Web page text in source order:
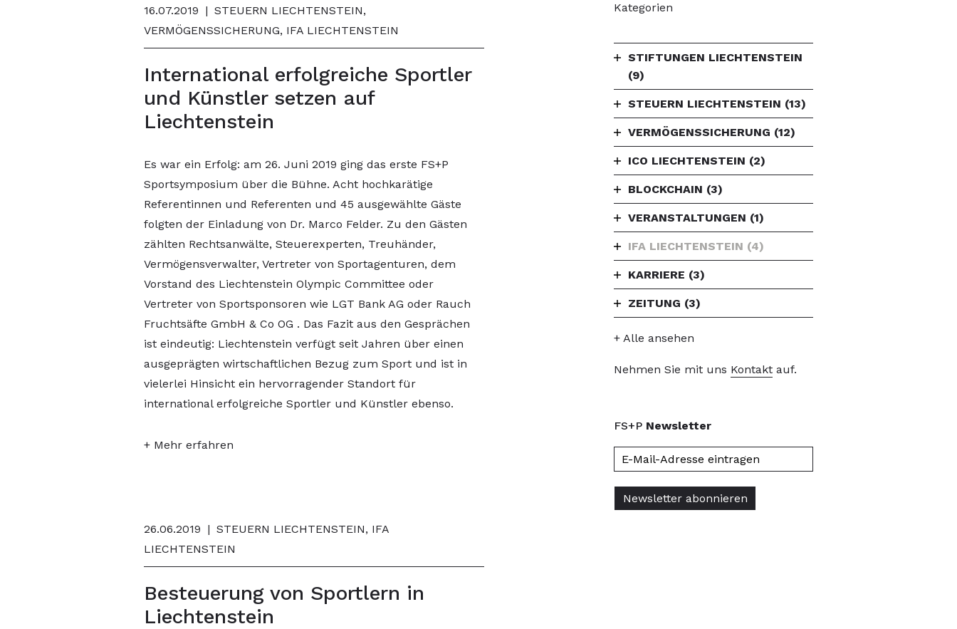
16.07.2019 | STEUERN LIECHTENSTEIN,
VERMÖGENSSICHERUNG, IFA LIECHTENSTEIN
International erfolgreiche Sportler
und Künstler setzen auf
Liechtenstein
Es war ein Erfolg: am 26. Juni 2019 ging das erste FS+P
Sportsymposium über die Bühne. Acht hochkarätige
Referentinnen und Referenten und 45 ausgewählte Gäste
folgten der Einladung von Dr. Marco Felder. Zu den Gästen
zählten Rechtsanwälte, Steuerexperten, Treuhänder,
Vermögensverwalter, Vertreter von Sportagenturen, dem
Vorstand des Liechtenstein Olympic Committee oder
Vertreter von Sportsponsoren wie LGT Bank AG oder Rauch
Fruchtsäfte GmbH & Co OG . Das Fazit aus den Gesprächen
ist eindeutig: Liechtenstein verfügt seit Jahren über einen
ausgeprägten wirtschaftlichen Bezug zum Sport und ist in
vielerlei Hinsicht ein hervorragender Standort für
international erfolgreiche Sportler und Künstler ebenso.
+ Mehr erfahren
26.06.2019 | STEUERN LIECHTENSTEIN, IFA
LIECHTENSTEIN
Besteuerung von Sportlern in
Liechtenstein
Kategorien
STIFTUNGEN LIECHTENSTEIN
(9)
STEUERN LIECHTENSTEIN (13)
VERMÖGENSSICHERUNG (12)
ICO LIECHTENSTEIN (2)
BLOCKCHAIN (3)
VERANSTALTUNGEN (1)
IFA LIECHTENSTEIN (4)
KARRIERE (3)
ZEITUNG (3)
+ Alle ansehen
Nehmen Sie mit uns Kontakt auf.
FS+P Newsletter